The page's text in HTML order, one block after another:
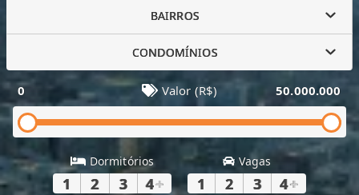
BAIRROS
CONDOMÍNIOS
0 Valor (R$) 50.000.000
Dormitórios
1 2 3 4+
Vagas
1 2 3 4+